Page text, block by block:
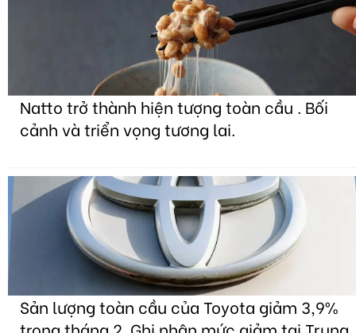
Natto trở thành hiện tượng toàn cầu . Bối
cảnh và triển vọng tương lai.
Sản lượng toàn cầu của Toyota giảm 3,9%